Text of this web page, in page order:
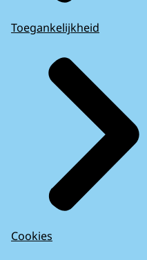
Toegankelijkheid
Cookies